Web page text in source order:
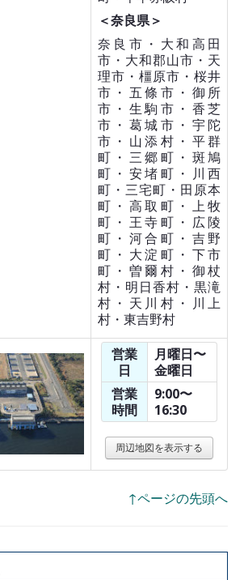
＜奈良県＞
奈良市・大和高田
市・大和郡山市・天
理市・橿原市・桜井
市・五條市・御所
市・生駒市・香芝
市・葛城市・宇陀
市・山添村・平群
町・三郷町・斑鳩
町・安堵町・川西
町・三宅町・田原本
町・高取町・上牧
町・王寺町・広陵
町・河合町・吉野
町・大淀町・下市
町・曽爾村・御杖
村・明日香村・黒滝
村・天川村・川上
村・東吉野村
営業
日
月曜日〜
金曜日
営業
時間
9:00〜
16:30
周辺地図を表示する
↑ページの先頭へ